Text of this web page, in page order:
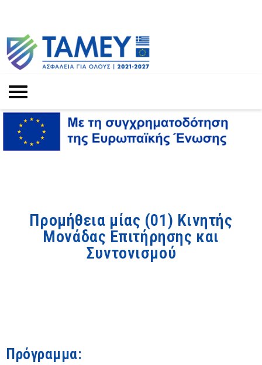
Προμήθεια μίας (01) Κινητής
Μονάδας Επιτήρησης και
Συντονισμού
Πρόγραμμα: